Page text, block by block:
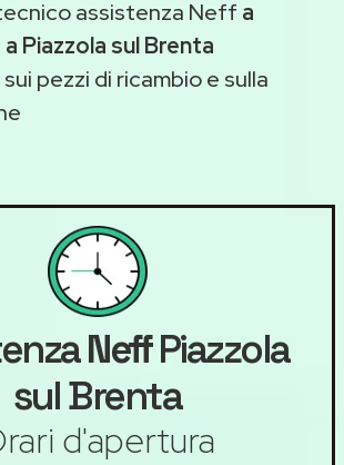
assistenza Neff a
Piazzola sul Brenta
sui pezzi di ricambio e sulla
NeffPiazzola
sul Brenta
d'apertura